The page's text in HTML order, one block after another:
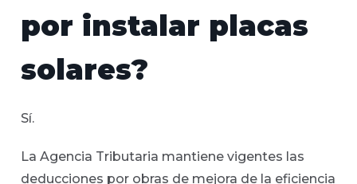
por instalar placas
solares?
Sí.
La Agencia Tributaria mantiene vigentes las
deducciones por obras de mejora de la eficiencia